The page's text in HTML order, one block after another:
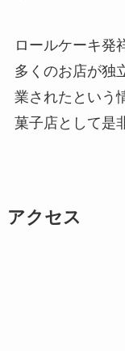
ロールケーキ発
多くのお店が独
業されたという
菓子店として是
アクセス